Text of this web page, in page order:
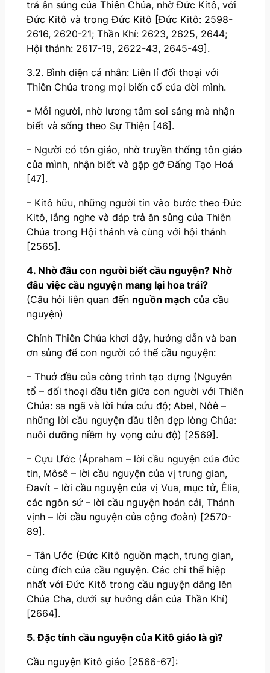
trả ân sủng của Thiên Chúa, nhờ Đức Kitô, với
Đức Kitô và trong Đức Kitô [Đức Kitô: 2598-
2616, 2620-21; Thần Khí: 2623, 2625, 2644;
Hội thánh: 2617-19, 2622-43, 2645-49].
3.2. Bình diện cá nhân: Liên lỉ đối thoại với
Thiên Chúa trong mọi biến cố của đời mình.
– Mỗi người, nhờ lương tâm soi sáng mà nhận
biết và sống theo Sự Thiện [46].
– Người có tôn giáo, nhờ truyền thống tôn giáo
của mình, nhận biết và gặp gỡ Đấng Tạo Hoá
[47].
– Kitô hữu, những người tin vào bước theo Đức
Kitô, lắng nghe và đáp trả ân sủng của Thiên
Chúa trong Hội thánh và cùng với hội thánh
[2565].
4. Nhờ đâu con người biết cầu nguyện? Nhờ
đâu việc cầu nguyện mang lại hoa trái?
(Câu hỏi liên quan đến nguồn mạch của cầu
nguyện)
Chính Thiên Chúa khơi dậy, hướng dẫn và ban
ơn sủng để con người có thể cầu nguyện:
– Thuở đầu của công trình tạo dựng (Nguyên
tổ – đối thoại đầu tiên giữa con người với Thiên
Chúa: sa ngã và lời hứa cứu độ; Abel, Nôê –
những lời cầu nguyện đầu tiên đẹp lòng Chúa:
nuôi dưỡng niềm hy vọng cứu độ) [2569].
– Cựu Ước (Ápraham – lời cầu nguyện của đức
tin, Môsê – lời cầu nguyện của vị trung gian,
Đavít – lời cầu nguyện của vị Vua, mục tử, Êlia,
các ngôn sứ – lời cầu nguyện hoán cải, Thánh
vịnh – lời cầu nguyện của cộng đoàn) [2570-
89].
– Tân Ước (Đức Kitô nguồn mạch, trung gian,
cùng đích của cầu nguyện. Các chi thể hiệp
nhất với Đức Kitô trong cầu nguyện dâng lên
Chúa Cha, dưới sự hướng dẫn của Thần Khí)
[2664].
5. Đặc tính cầu nguyện của Kitô giáo là gì?
Cầu nguyện Kitô giáo [2566-67]: